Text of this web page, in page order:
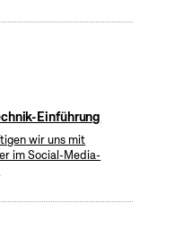
Einführung
wir uns mit
im Social-Media-